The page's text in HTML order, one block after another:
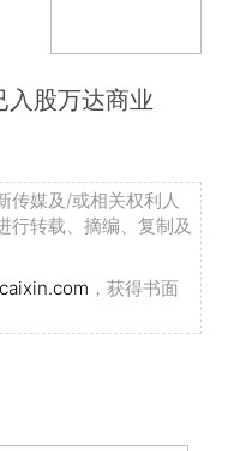
入股万达商业
传媒及/或相关权利人
行转载、摘编、复制及
，获得书面